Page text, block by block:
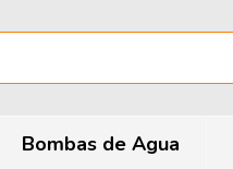
Bombas de Agua